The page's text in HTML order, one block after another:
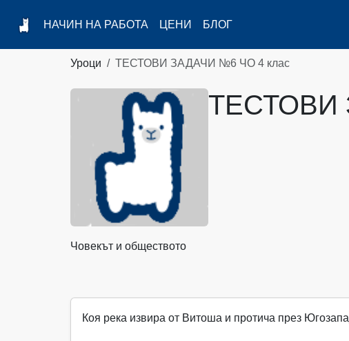
НАЧИН НА РАБОТА ЦЕНИ БЛОГ
Уроци ТЕСТОВИ ЗАДАЧИ №6 ЧО 4 клас
ТЕСТОВИ
Човекът и обществото
Коя река извира от Витоша и протича през